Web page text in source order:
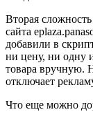
Вторая
сайта
добавили в
ни цену, ни одну
товара вручную.
отключает
Что еще можно